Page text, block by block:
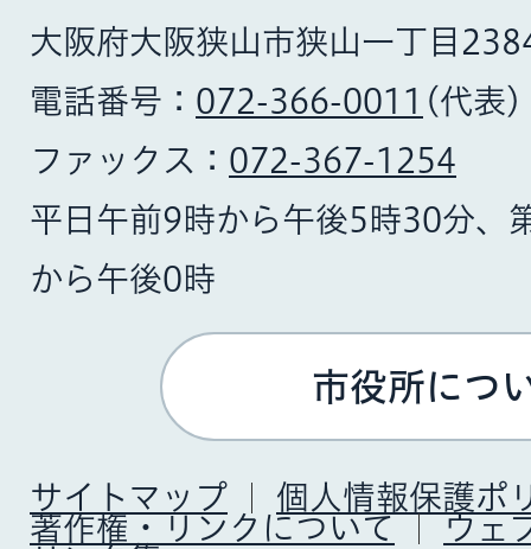
大阪府大阪狭山市狭山一丁目
電話番号： 072-366-0011 (代表)
ファックス： 072-367-1254
平日午前9時から午後5時30分、
から午後0時
市役所につ
サイトマップ
個人情報保護ポ
著作権・リンクについて
ウェ